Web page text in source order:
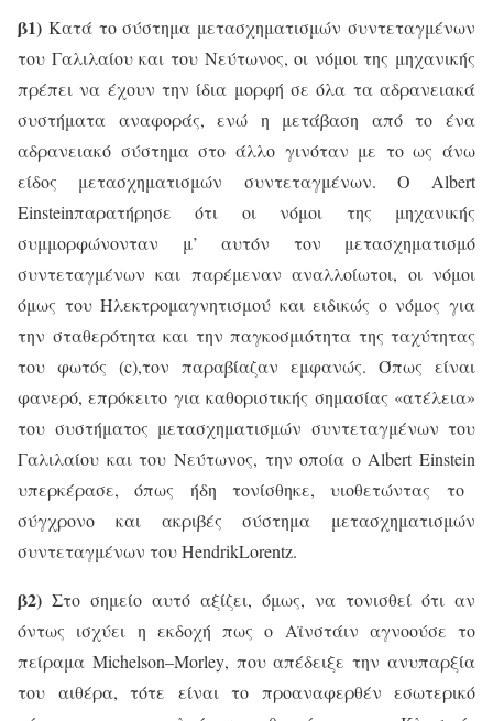
β1) Κατά το σύστημα μετασχηματισμών συντεταγμένων
του Γαλιλαίου και του Νεύτωνος, οι νόμοι της μηχανικής
πρέπει να έχουν την ίδια μορφή σε όλα τα αδρανειακά
συστήματα αναφοράς, ενώ η μετάβαση από το ένα
αδρανειακό σύστημα στο άλλο γινόταν με το ως άνω
είδος μετασχηματισμών συντεταγμένων. Ο Albert
Einsteinπαρατήρησε ότι οι νόμοι της μηχανικής
συμμορφώνονταν μ’ αυτόν τον μετασχηματισμό
συντεταγμένων και παρέμεναν αναλλοίωτοι, οι νόμοι
όμως του Ηλεκτρομαγνητισμού και ειδικώς ο νόμος για
την σταθερότητα και την παγκοσμιότητα της ταχύτητας
του φωτός (c),τον παραβίαζαν εμφανώς. Όπως είναι
φανερό, επρόκειτο για καθοριστικής σημασίας «ατέλεια»
του συστήματος μετασχηματισμών συντεταγμένων του
Γαλιλαίου και του Νεύτωνος, την οποία οAlbert Einstein
υπερκέρασε, όπως ήδη τονίσθηκε, υιοθετώντας το
σύγχρονο και ακριβές σύστημα μετασχηματισμών
συντεταγμένων τουHendrikLorentz.
β2) Στο σημείο αυτό αξίζει, όμως, να τονισθεί ότι αν
όντως ισχύει η εκδοχή πως ο Αϊνστάιν αγνοούσε το
πείραμα Michelson–Morley, που απέδειξε την ανυπαρξία
του αιθέρα, τότε είναι το προαναφερθέν εσωτερικό